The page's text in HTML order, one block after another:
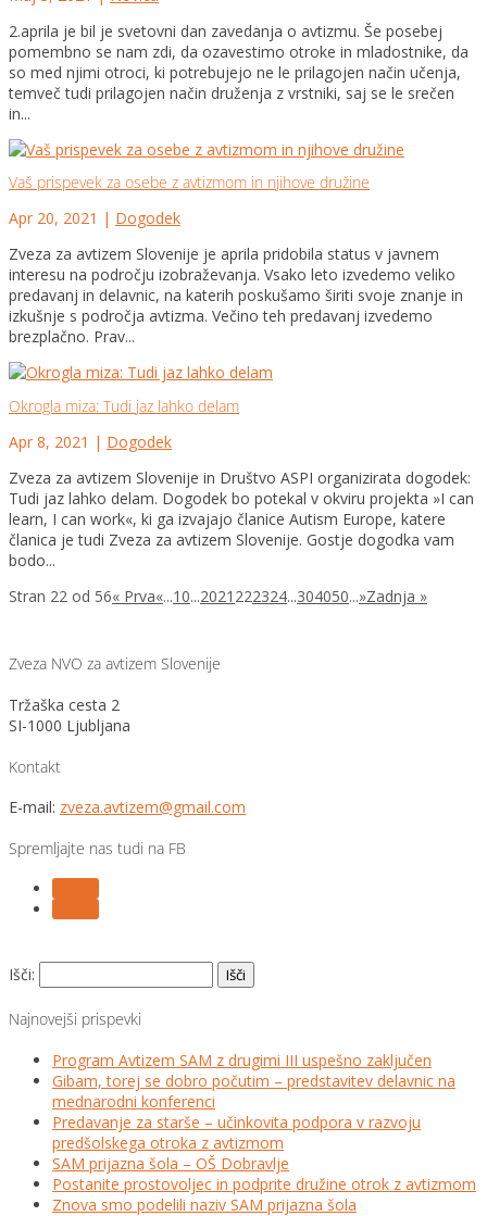
2.aprila je bil je svetovni dan zavedanja o avtizmu. Še posebej
pomembno se nam zdi, da ozavestimo otroke in mladostnike, da
so med njimi otroci, ki potrebujejo ne le prilagojen način učenja,
temveč tudi prilagojen način druženja z vrstniki, saj se le srečen
in...
Vaš prispevek za osebe z avtizmom in njihove družine
Apr 20, 2021 | Dogodek
Zveza za avtizem Slovenije je aprila pridobila status v javnem
interesu na področju izobraževanja. Vsako leto izvedemo veliko
predavanj in delavnic, na katerih poskušamo širiti svoje znanje in
izkušnje s področja avtizma. Večino teh predavanj izvedemo
brezplačno. Prav...
Okrogla miza: Tudi jaz lahko delam
Apr 8, 2021 | Dogodek
Zveza za avtizem Slovenije in Društvo ASPI organizirata dogodek:
Tudi jaz lahko delam. Dogodek bo potekal v okviru projekta »I can
learn, I can work«, ki ga izvajajo članice Autism Europe, katere
članica je tudi Zveza za avtizem Slovenije. Gostje dogodka vam
bodo...
Stran 22 od 56« Prva«...10...2021 222324...304050...»Zadnja »
Zveza NVO za avtizem Slovenije
Tržaška cesta 2
SI-1000 Ljubljana
Kontakt
E-mail: zveza.avtizem@gmail.com
Spremljajte nas tudi na FB
Išči:
Najnovejši prispevki
Program Avtizem SAM z drugimi III uspešno zaključen
Gibam, torej se dobro počutim – predstavitev delavnic na
mednarodni konferenci
Predavanje za starše – učinkovita podpora v razvoju
predšolskega otroka z avtizmom
SAM prijazna šola – OŠ Dobravlje
Postanite prostovoljec in podprite družine otrok z avtizmom
Znova smo podelili naziv SAM prijazna šola